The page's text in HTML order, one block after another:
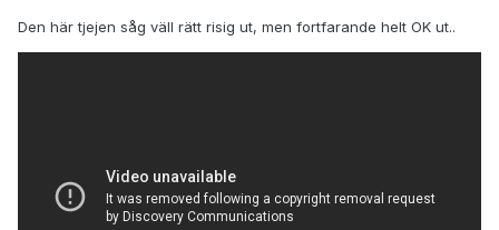
Den här tjejen såg väll rätt risig ut, men fortfarande helt OK ut..